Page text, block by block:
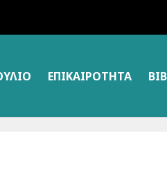
ΕΠΙΚΑΙΡΌΤΗΤΑ